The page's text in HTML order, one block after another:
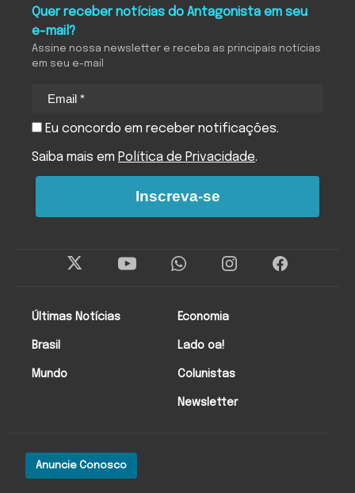
Anuncie Conosco
Últimas Notícias
Brasil
Mundo
Economia
Lado oa!
Colunistas
Newsletter
Quer receber notícias do Antagonista em seu
e-mail?
Assine nossa newsletter e receba as principais notícias
em seu e-mail
Eu concordo em receber notificações.
Saiba mais em Política de Privacidade.
Inscreva-se